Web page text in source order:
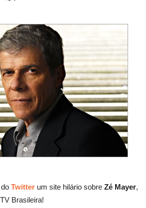
Twitter um site hilário sobre Zé Mayer,
Brasileira!